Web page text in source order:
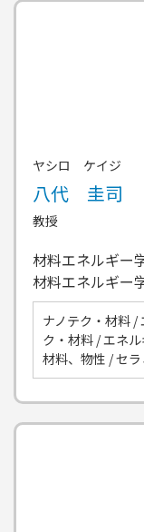
ヤシロ ケイジ
八代 圭司
教授
材料エネルギー
材料エネルギー
ナノテク・材料 /
ク・材料 / エネ
材料、物性 / セ